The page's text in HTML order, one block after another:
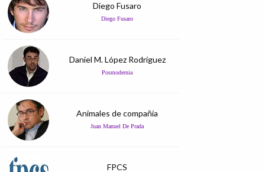
Diego Fusaro
Diego Fusaro
Daniel M. López Rodríguez
Posmodernia
Animales de compañía
Juan Manuel De Prada
FPCS